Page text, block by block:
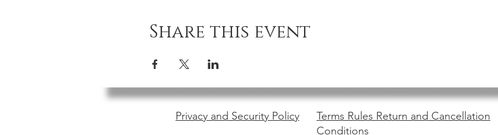
Share this event
Privacy and Security Policy
Terms Rules Return and Cancellation
Conditions